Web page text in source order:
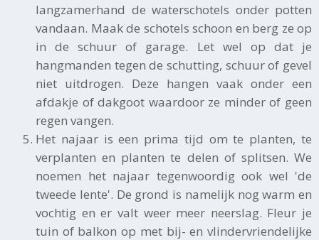
langzamerhand de waterschotels onder potten
vandaan. Maak de schotels schoon en berg ze op
in de schuur of garage. Let wel op dat je
hangmanden tegen de schutting, schuur of gevel
niet uitdrogen. Deze hangen vaak onder een
afdakje of dakgoot waardoor ze minder of geen
regen vangen.
Het najaar is een prima tijd om te planten, te
verplanten en planten te delen of splitsen. We
noemen het najaar tegenwoordig ook wel 'de
tweede lente'. De grond is namelijk nog warm en
vochtig en er valt weer meer neerslag. Fleur je
tuin of balkon op met bij- en vlindervriendelijke